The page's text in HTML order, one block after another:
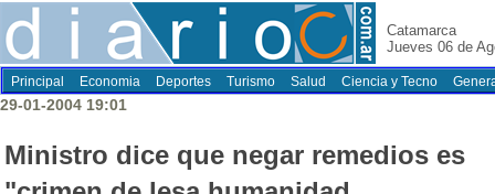
Catamarca
Jueves 06 de
Principal Economia Deportes Turismo Salud Ciencia y Tecno
29-01-2004 19:01
Ministro dice que negar remedios es